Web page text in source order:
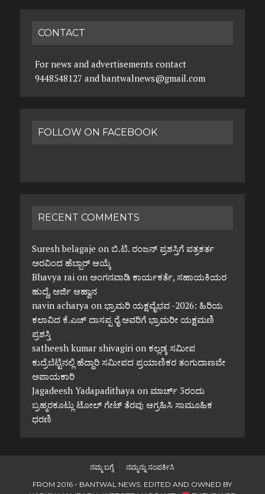
CONTACT
For news and advertisements contact
9448548127 and bantwalnews@gmail.com
FOLLOW ON FACEBOOK
RECENT COMMENTS
Suresh belagaje on ಬಿ.ಟಿ. ರಂಜನ್ ಪ್ರಶಸ್ತಿಗೆ ಪತ್ರಕರ್ತ
ಅರವಿಂದ ಹೆಬ್ಬಾರ್ ಆಯ್ಕೆ
Bhavya raion ಅಂಗನವಾಡಿ ಕಾರ್ಯಕರ್ತೆ, ಸಹಾಯಕಿಯರ
ಹುದ್ದೆ, ಅರ್ಜಿ ಆಹ್ವಾನ
navin acharya on ಭ್ರಾಮರಿ ಯಕ್ಷವೈಭವ -2026: ಹಿರಿಯ
ಕಲಾವಿದ ಕೆ.ಎಚ್ ದಾಸಪ್ಪ ರೈ ಅವರಿಗೆ ಭ್ರಾಮರೀ ಯಕ್ಷಮಣಿ
ಪ್ರಶಸ್ತಿ
satheesh kumar shivagirion ಕಲ್ಲಡ್ಕ ಸಮೀಪ
ಕುದ್ರೆಬೆಟ್ಟಿನಲ್ಲಿ ಹೆದ್ದಾರಿ ಸಮೀಪದ ಪ್ರಯಾಣಿಕರ ತಂಗುದಾಣವೇ
ಅಪಾಯಕಾರಿ
Jagadeesh Yadapadithaya on ಮಾರ್ಚ್ 3ರಂದು
ಬ್ರಹ್ಮರಕೂಟ್ಲು ಟೋಲ್ ಗೇಟ್ ತೆರವು ಆಗ್ರಹಿಸಿ ಸಾಮೂಹಿಕ
ಧರಣಿ
ನಮ್ಮ ಬಗ್ಗೆ
ನಮ್ಮನ್ನು ಸಂಪರ್ಕಿಸಿ
FROM 2016 - BANTWAL NEWS. EDITED AND OWNED BY